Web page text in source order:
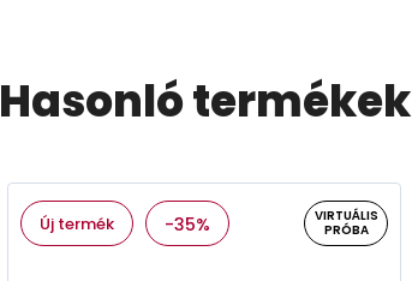
Hasonló termékek
Új termék -35%
VIRTUÁLIS
PRÓBA